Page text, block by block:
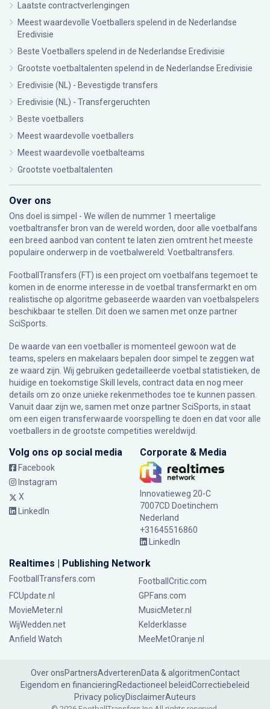
Laatste contractverlengingen
Meest waardevolle Voetballers spelend in de Nederlandse
Eredivisie
Beste Voetballers spelend in de Nederlandse Eredivisie
Grootste voetbaltalenten spelend in de Nederlandse Eredivisie
Eredivisie (NL) - Bevestigde transfers
Eredivisie (NL) - Transfergeruchten
Beste voetballers
Meest waardevolle voetballers
Meest waardevolle voetbalteams
Grootste voetbaltalenten
Over ons
Ons doel is simpel - We willen de nummer 1 meertalige
voetbaltransfer bron van de wereld worden, door alle voetbalfans
een breed aanbod van content te laten zien omtrent het meeste
populaire onderwerp in de voetbalwereld: Voetbaltransfers.
FootballTransfers (FT) is een project om voetbalfans tegemoet te
komen in de enorme interesse in de voetbal transfermarkt en om
realistische op algoritme gebaseerde waarden van voetbalspelers
beschikbaar te stellen. Dit doen we samen met onze partner
SciSports
De waarde van een voetballer is momenteel gewoon wat de
teams, spelers en makelaars bepalen door simpel te zeggen wat
ze waard zijn. Wij gebruiken gedetailleerde voetbal statistieken, de
huidige en toekomstige Skill levels, contract data en nog meer
details om zo onze unieke rekenmethodes toe te kunnen passen.
Vanuit daar zijn we, samen met onze partner SciSports, in staat
om een eigen transferwaarde voorspelling te doen en dat voor alle
voetballers in de grootste competities wereldwijd.
Volg ons op social media
Facebook
Instagram
X
LinkedIn
Corporate & Media
Innovatieweg 20-C
7007CD Doetinchem
Nederland
+31645516860
LinkedIn
Realtimes | Publishing Network
FootballTransfers.com
FootballCritic.com
FCUpdate.nl
GPFans.com
MovieMeter.nl
MusicMeter.nl
WijWedden.net
Kelderklasse
Anfield Watch
MeeMetOranje.nl
Over onsPartnersAdverterenData & algoritmenContact
Eigendom en financieringRedactioneel beleidCorrectiebeleid
Privacy policyDisclaimerAuteurs